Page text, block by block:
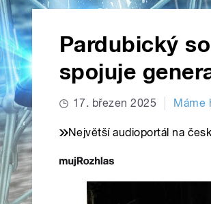
Pardubický
spojuje
17. březen 2025 Máme
Největší audioportál na